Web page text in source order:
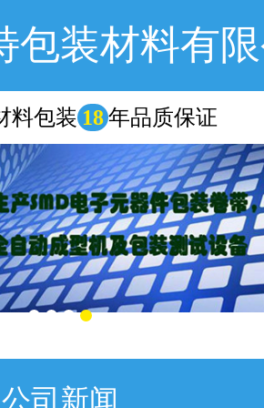
包装材料有
料包装 18年品质保证
公司新闻